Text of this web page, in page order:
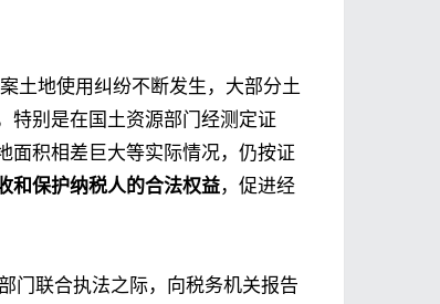
土地使用纠纷不断发生，大部分土
特别是在国土资源部门经测定证
面积相差巨大等实际情况，仍按证
和保护纳税人的合法权益，促进经
门联合执法之际，向税务机关报告